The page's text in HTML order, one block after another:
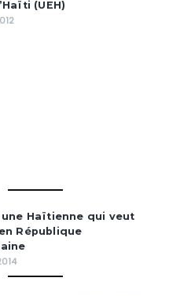
(UEH)
Haïtienne qui veut
République